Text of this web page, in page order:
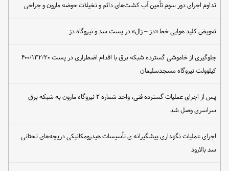
تداوم اجرای دور سوم تأمین آب کشت‌های دائم و نخیلات حوضه مارون و جراحی
تعویض کلید هوایی خط «دز – زال» در پست سد و نیروگاه دز
جلوگیری از خاموشی گسترده شبکه برق با اقدام اضطراری در پست ۴۰۰/۱۳۲/۲۰
کیلوولت نیروگاه مسجدسلیمان
پس از اجرای عملیات گسترده فنی، واحد شماره ۲ نیروگاه مارون به شبکه برق
سراسری وصل شد
اجرای عملیات نگهداری پیشگیرانه ی تأسیسات هیدرومکانیکی دریچه‌های تحتانی
سد بالارود